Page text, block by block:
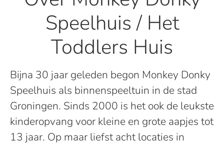
Speelhuis / Het
Toddlers Huis
Bijna 30 jaar geleden begon Monkey Donky
Speelhuis als binnenspeeltuin in de stad
Groningen. Sinds 2000 is het ook de leukste
kinderopvang voor kleine en grote aapjes tot
13 jaar. Op maar liefst acht locaties in